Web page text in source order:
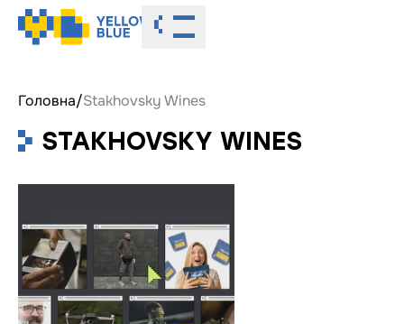
Toggle menu
Головна/Stakhovsky Wines
STAKHOVSKY WINES